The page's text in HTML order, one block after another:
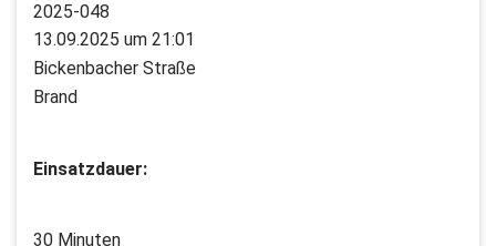
2025-048
13.09.2025 um 21:01
Bickenbacher Straße
Brand
Einsatzdauer:
30 Minuten